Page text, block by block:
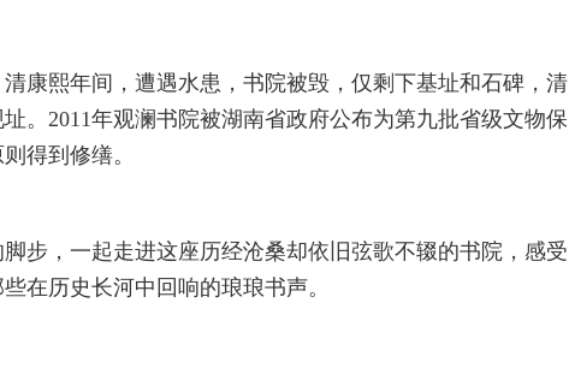
康熙年间，遭遇水患，书院被毁，仅剩下基址和石碑，清
。2011年观澜书院被湖南省政府公布为第九批省级文物保
得到修缮。
步，一起走进这座历经沧桑却依旧弦歌不辍的书院，感受
在历史长河中回响的琅琅书声。